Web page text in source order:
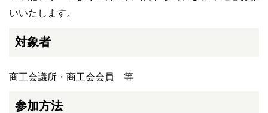
いいたします。
対象者
商工会議所・商工会会員 等
参加方法